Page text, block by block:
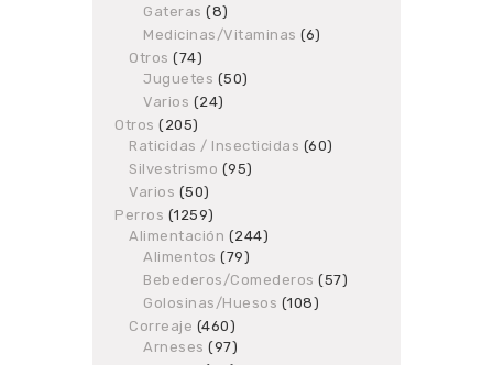
Gateras 88
products
Medicinas/Vitaminas 66
Otros 7474
products
Juguetes 5050
Varios 2424
Otros 205205
products
Raticidas / Insecticidas 6060
Silvestrismo 9595
Varios 5050
products
Perros 12591259
products
Alimentación 244244
Alimentos 7979
products
Bebederos/Comederos 5757
Golosinas/Huesos 108108
Correaje 460460
products
Arneses 9797